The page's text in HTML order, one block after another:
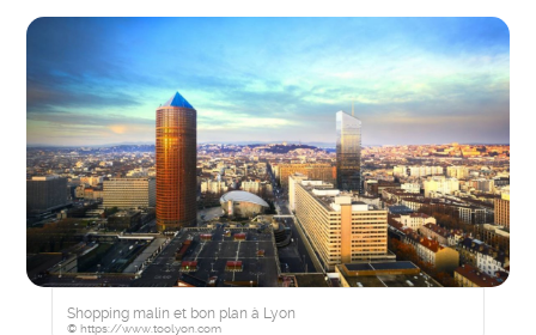
Shopping malin et bon plan à Lyon
© https://www.toolyon.com